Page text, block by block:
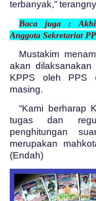
terbanyak,”
Baca juga :
Anggota Sekretariat
Mustakim
akan dilaksanakan
KPPS oleh PPS
masing.
“Kami berharap
tugas dan
penghitungan
merupakan
(Endah)